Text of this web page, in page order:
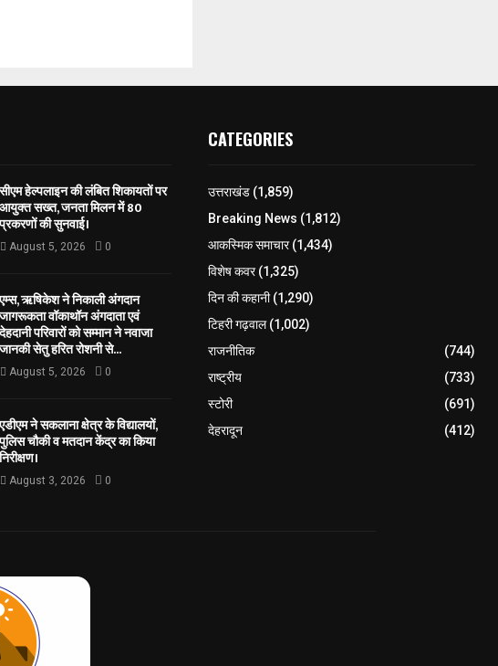
सीएम हेल्पलाइन की लंबित शिकायतों पर
आयुक्त सख्त, जनता मिलन में 80
प्रकरणों की सुनवाई।
August 5, 2026 0
एम्स, ऋषिकेश ने निकाली अंगदान
जागरूकता वॉकाथॉन अंगदाता एवं
देहदानी परिवारों को सम्मान ने नवाजा
जानकी सेतु हरित रोशनी से...
August 5, 2026 0
एडीएम ने सकलाना क्षेत्र के विद्यालयों,
पुलिस चौकी व मतदान केंद्र का किया
निरीक्षण।
August 3, 2026 0
CATEGORIES
उत्तराखंड(1,859)
Breaking News (1,812)
आकस्मिक समाचार(1,434)
विशेष कवर(1,325)
दिन की कहानी(1,290)
टिहरी गढ़वाल(1,002)
राजनीतिक
(744)
राष्ट्रीय
(733)
स्टोरी
(691)
देहरादून
(412)